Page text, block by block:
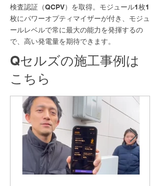
検査認証（QCPV）を取得。モジュール1枚1
枚にパワーオプティマイザーが付き、モジュ
ールレベルで常に最大の能力を発揮するの
で、高い発電量を期待できます。
Qセルズの施工事例は
こちら